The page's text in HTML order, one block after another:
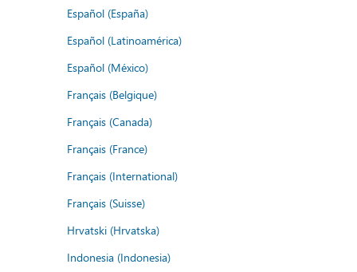
Español (España)
Español (Latinoamérica)
Español (México)
Français (Belgique)
Français (Canada)
Français (France)
Français (International)
Français (Suisse)
Hrvatski (Hrvatska)
Indonesia (Indonesia)